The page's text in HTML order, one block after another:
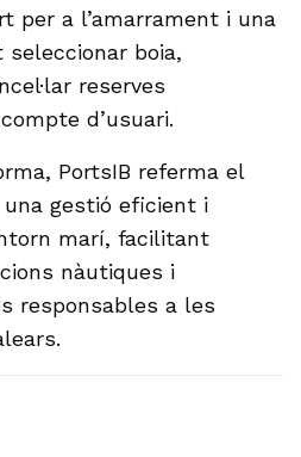
per a l’amarrament i una
boia,
reserves
d’usuari.
PortsIB referma el
gestió eficient i
marí, facilitant
nàutiques i
responsables a les